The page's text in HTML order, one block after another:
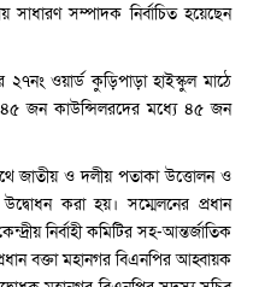
সাধারণ সম্পাদক নির্বাচিত হয়েছেন
ওয়ার্ড কুড়িপাড়া হাইস্কুল মাঠে
জন কাউন্সিলরদের মধ্যে ৪৫ জন
জাতীয় ও দলীয় পতাকা উত্তোলন ও
করা হয়। সম্মেলনের প্রধান
নির্বাহী কমিটির সহ-আন্তর্জাতিক
বক্তা মহানগর বিএনপির আহ্বায়ক